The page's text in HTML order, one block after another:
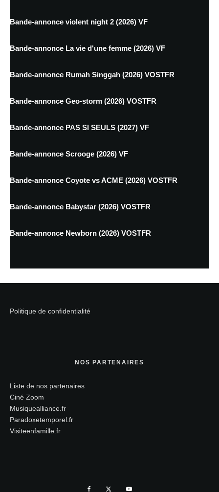
Bande-annonce violent night 2 (2026) VF
Bande-annonce La vie d'une femme (2026) VF
Bande-annonce Rumah Singgah (2026) VOSTFR
Bande-annonce Geo-storm (2026) VOSTFR
Bande-annonce PAS SI SEULS (2027) VF
Bande-annonce Scrooge (2026) VF
Bande-annonce Coyote vs ACME (2026) VOSTFR
Bande-annonce Babystar (2026) VOSTFR
Bande-annonce Newborn (2026) VOSTFR
Politique de confidentialité
NOS PARTENAIRES
Liste de nos partenaires
Ciné Zoom
Musiquealliance.fr
Paradoxetemporel.fr
Visiteenfamille.fr